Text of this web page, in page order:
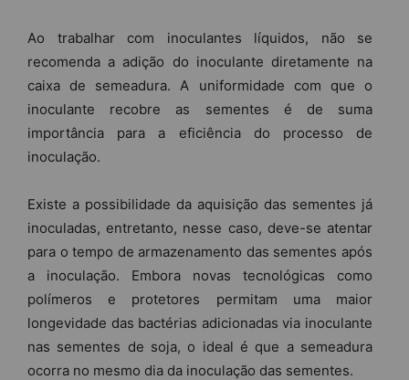
Ao trabalhar com inoculantes líquidos, não se
recomenda a adição do inoculante diretamente na
caixa de semeadura. A uniformidade com que o
inoculante recobre as sementes é de suma
importância para a eficiência do processo de
inoculação.
Existe a possibilidade da aquisição das sementes já
inoculadas, entretanto, nesse caso, deve-se atentar
para o tempo de armazenamento das sementes após
a inoculação. Embora novas tecnológicas como
polímeros e protetores permitam uma maior
longevidade das bactérias adicionadas via inoculante
nas sementes de soja, o ideal é que a semeadura
ocorra no mesmo dia da inoculação das sementes.